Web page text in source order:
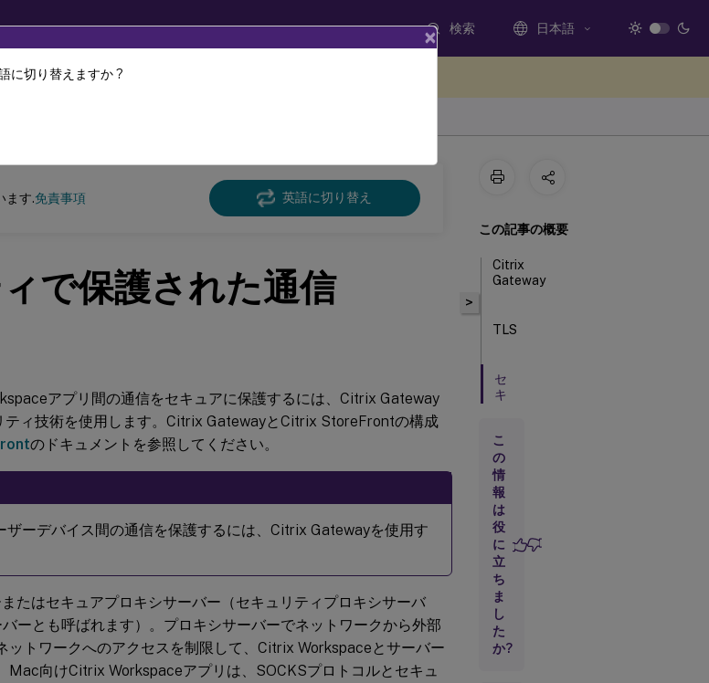
検索 日本語
ています。
リ
ます.免責事項 英語に切り替え
で保護された通信
アプリ間の通信をセキュアに保護するには、Citrix Gateway
ティ技術を使用します。Citrix GatewayとCitrix StoreFrontの構成
のドキュメントを参照してください。
ーデバイス間の通信を保護するには、Citrix Gatewayを使用す
たはセキュアプロキシサーバー（セキュリティプロキシサーバ
ーとも呼ばれます）。プロキシサーバーでネットワークから外部
ットワークへのアクセスを制限して、Citrix Workspaceとサーバー
Mac向けCitrix Workspaceアプリは、SOCKSプロトコルとセキュ
>
この記事の概要
Citrix
Gateway
TLS
セ
キ
テ
ィ
設
定
こ
の
情
報
は
役
に
立
ち
ま
し
た
か?
×
に切り替えますか ?